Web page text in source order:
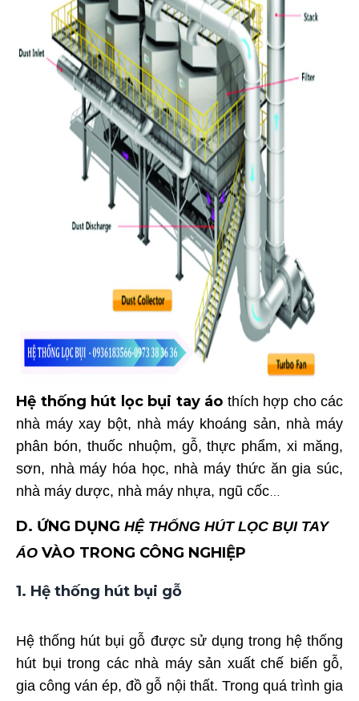
Hệ thống hút lọc bụi tay áo thích hợp cho các
nhà máy xay bột, nhà máy khoáng sản, nhà máy
phân bón, thuốc nhuộm, gỗ, thực phẩm, xi măng,
sơn, nhà máy hóa học, nhà máy thức ăn gia súc,
nhà máy dược, nhà máy nhựa, ngũ cốc
D. ỨNG DỤNG HỆ THỐNG HÚT LỌC BỤITAY
ÁO VÀO TRONG CÔNG NGHIỆP
1. Hệ thống hút bụi gỗ
Hệ thống hút bụi gỗ được sử dụng trong hệ thống
hút bụi trong các nhà máy sản xuất chế biến gỗ,
gia công ván ép, đồ gỗ nội thất. Trong quá trình gia